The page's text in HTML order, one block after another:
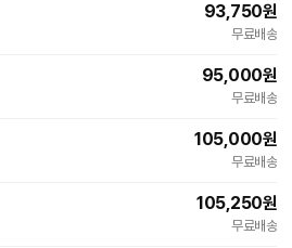
93,750원
무료배송
95,000원
무료배송
105,000원
무료배송
105,250원
무료배송